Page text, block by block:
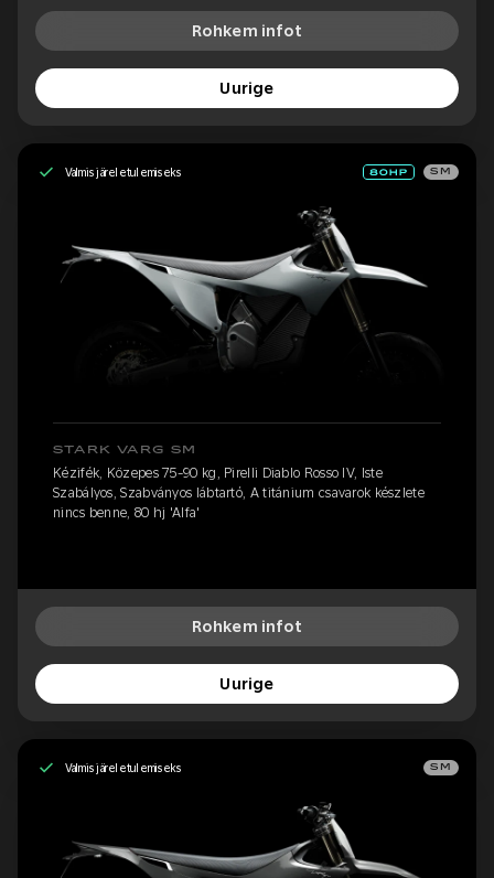
Rohkem infot
Uurige
Valmis järeletulemiseks SM
STARK VARG SM
Kézifék, Közepes 75-90 kg, Pirelli Diablo Rosso IV, Iste
Szabályos, Szabványos lábtartó, A titánium csavarok készlete
nincs benne, 80 hj 'Alfa'
Rohkem infot
Uurige
Valmis järeletulemiseks SM